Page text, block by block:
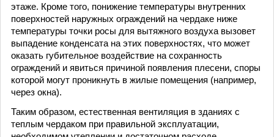
этаже. Кроме того, понижение температуры внутренних
поверхностей наружных ограждений на чердаке ниже
температуры точки росы для вытяжного воздуха вызовет
выпадение конденсата на этих поверхностях, что может
оказать губительное воздействие на сохранность
ограждений и явиться причиной появления плесени, споры
которой могут проникнуть в жилые помещения (например,
через окна).
Таким образом, естественная вентиляция в зданиях с
теплым чердаком при правильной эксплуатации,